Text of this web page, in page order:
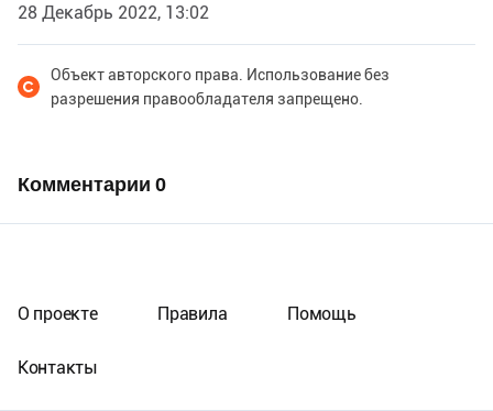
28 Декабрь 2022, 13:02
Объект авторского права. Использование без
разрешения правообладателя запрещено.
Комментарии 0
О проекте Правила Помощь
Контакты